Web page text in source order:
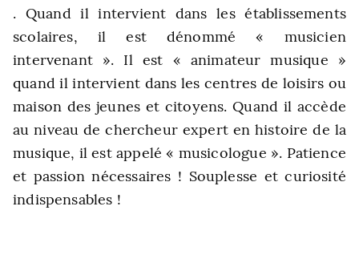
. Quand il intervient dans les établissements
scolaires, il est dénommé « musicien
intervenant ». Il est « animateur musique »
quand il intervient dans les centres de loisirs ou
maison des jeunes et citoyens. Quand il accède
au niveau de chercheur expert en histoire de la
musique, il est appelé « musicologue ». Patience
et passion nécessaires ! Souplesse et curiosité
indispensables !